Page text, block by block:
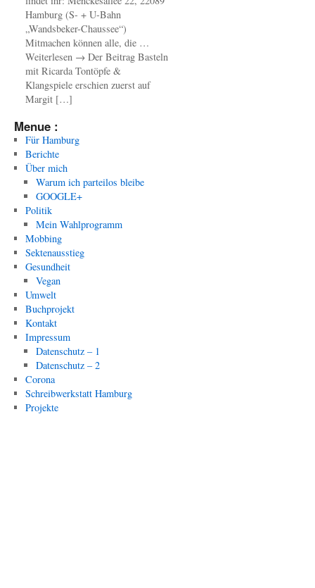
Hamburg (S- + U-Bahn
„Wandsbeker-Chaussee“)
Mitmachen können alle, die …
Weiterlesen → Der Beitrag Basteln
mit Ricarda Tontöpfe &
Klangspiele erschien zuerst auf
Margit […]
Menue :
Für Hamburg
Berichte
Über mich
Warum ich parteilos bleibe
GOOGLE+
Politik
Mein Wahlprogramm
Mobbing
Sektenausstieg
Gesundheit
Vegan
Umwelt
Buchprojekt
Kontakt
Impressum
Datenschutz – 1
Datenschutz – 2
Corona
Schreibwerkstatt Hamburg
Projekte